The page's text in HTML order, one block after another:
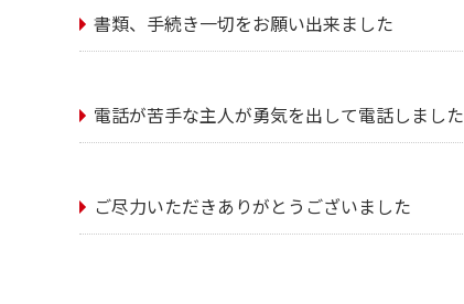
書類、手続き一切をお願い出来ました
電話が苦手な主人が勇気を出して電話しました
ご尽力いただきありがとうございました